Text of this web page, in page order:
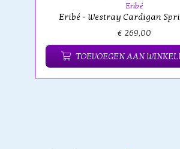
Eribé
Eribé - Westray Cardigan
€ 269,00
TOEVOEGEN AAN